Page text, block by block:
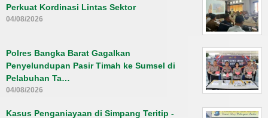
Perkuat Kordinasi Lintas Sektor
04/08/2026
Polres Bangka Barat Gagalkan
Penyelundupan Pasir Timah ke Sumsel di
Pelabuhan Ta…
04/08/2026
Kasus Penganiayaan di Simpang Teritip -